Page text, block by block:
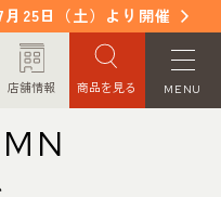
25日（土）より開催
店舗情報 商品を見る MENU